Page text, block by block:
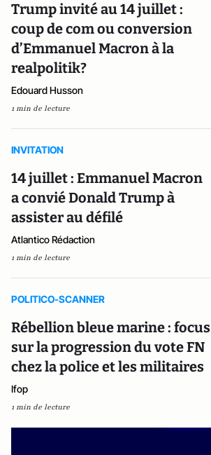
Trump invité au 14 juillet :
coup de com ou conversion
d’Emmanuel Macron à la
realpolitik?
Edouard Husson
1 min de lecture
INVITATION
14 juillet : Emmanuel Macron
a convié Donald Trump à
assister au défilé
Atlantico Rédaction
1 min de lecture
POLITICO-SCANNER
Rébellion bleue marine : focus
sur la progression du vote FN
chez la police et les militaires
Ifop
1 min de lecture